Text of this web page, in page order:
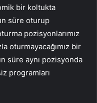
bir koltukta
süre oturup
pozisyonlarımız
oturmayacağımız bir
süre aynı pozisyonda
programları